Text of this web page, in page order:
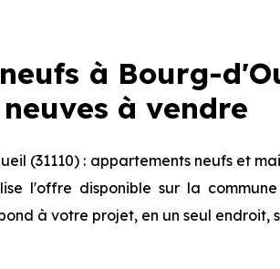
à Bourg-
à vendre
(31110) : appartements neufs et
l'offre disponible sur la
à votre projet, en un seul endroit,